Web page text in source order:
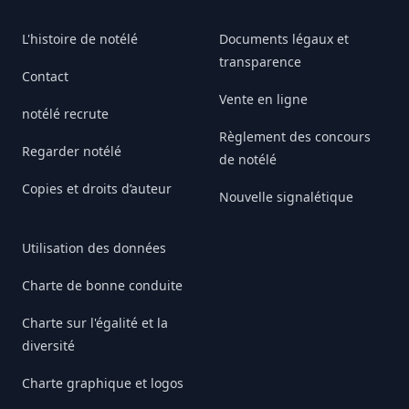
L'histoire de notélé
Contact
notélé recrute
Regarder notélé
Copies et droits d’auteur
Utilisation des données
Charte de bonne conduite
Charte sur l'égalité et la
diversité
Charte graphique et logos
Documents légaux et
transparence
Vente en ligne
Règlement des concours
de notélé
Nouvelle signalétique